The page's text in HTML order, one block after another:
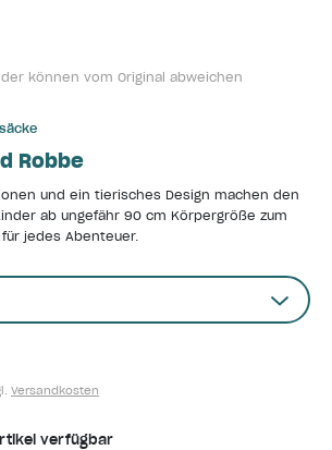
können vom Original abweichen
Robbe
und ein tierisches Design machen den
ab ungefähr 90 cm Körpergröße zum
jedes Abenteuer.
Versandkosten
verfügbar